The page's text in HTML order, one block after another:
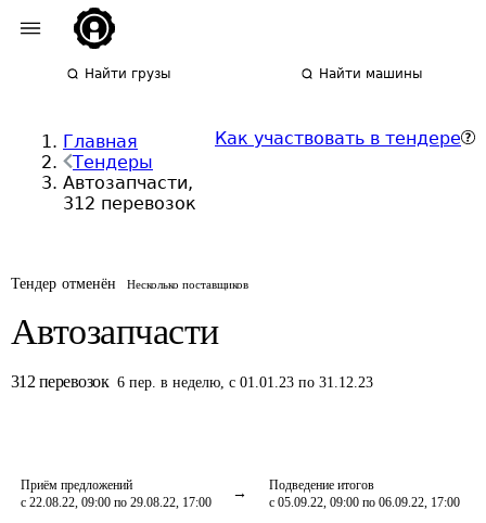
Найти грузы Найти машины
Главная
Тендеры
Автозапчасти,
312 перевозок
Как участвовать в тендере
Тендер отменён Несколько поставщиков
Автозапчасти
312 перевозок 6 пер. в неделю,с 01.01.23 по 31.12.23
Приём предложений
с 22.08.22, 09:00 по 29.08.22, 17:00
Подведение итогов
с 05.09.22, 09:00 по 06.09.22, 17:00